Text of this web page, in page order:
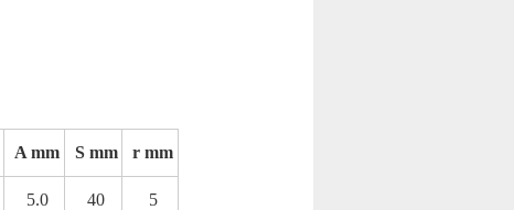
A mm S mm r mm
5.0 40 5